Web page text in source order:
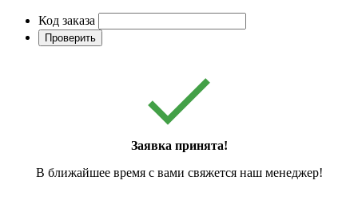
Код заказа
Проверить
Заявка принята!
В ближайшее время с вами свяжется наш менеджер!